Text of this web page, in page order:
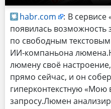
habr.com : В сервисе
появилась возможность
по свободным
ИИ‑компаньона
люмену своё
прямо сейчас, и он
гиперконтекстную «Мою
запросу.Люмен